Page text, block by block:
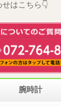
はこちら👇
腕時計